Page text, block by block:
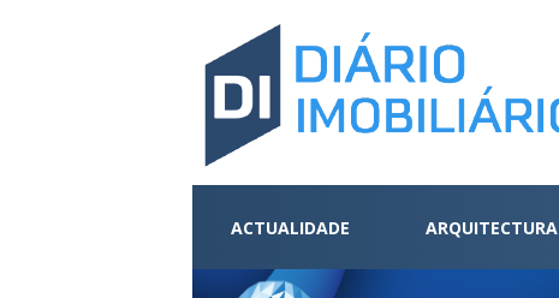
ACTUALIDADE ARQUITECTURA